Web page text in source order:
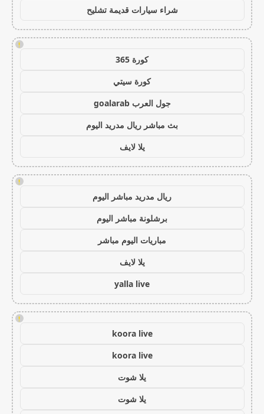
شراء سيارات قديمة تشليح
!
كورة 365
كورة سيتي
جول العرب goalarab
بث مباشر ريال مدريد اليوم
يلا لايف
!
ريال مدريد مباشر اليوم
برشلونة مباشر اليوم
مباريات اليوم مباشر
يلا لايف
yalla live
!
koora live
koora live
يلا شوت
يلا شوت